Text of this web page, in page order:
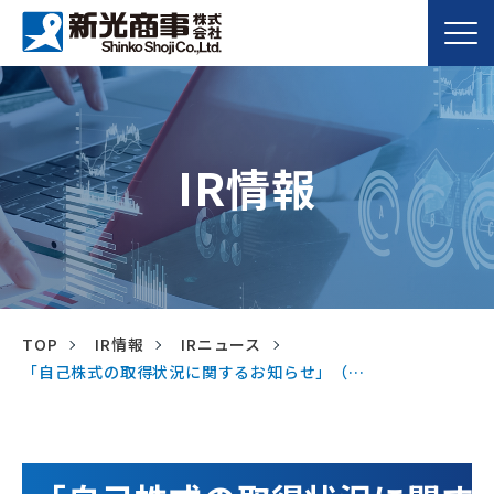
IR情報
TOP IR情報
IRニュース
「自己株式の取得状況に関するお知らせ」（…